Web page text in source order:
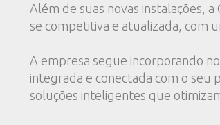
Além de suas novas instalações,
se competitiva e atualizada, com
A empresa segue incorporando
integrada e conectada com o
soluções inteligentes que